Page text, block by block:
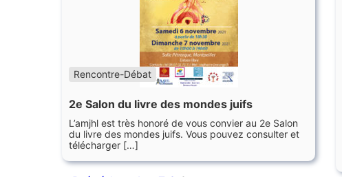
Rencontre-Débat
2e Salon du livre des mondes juifs
L’amjhl est très honoré de vous convier au 2e Salon
du livre des mondes juifs. Vous pouvez consulter et
télécharger […]